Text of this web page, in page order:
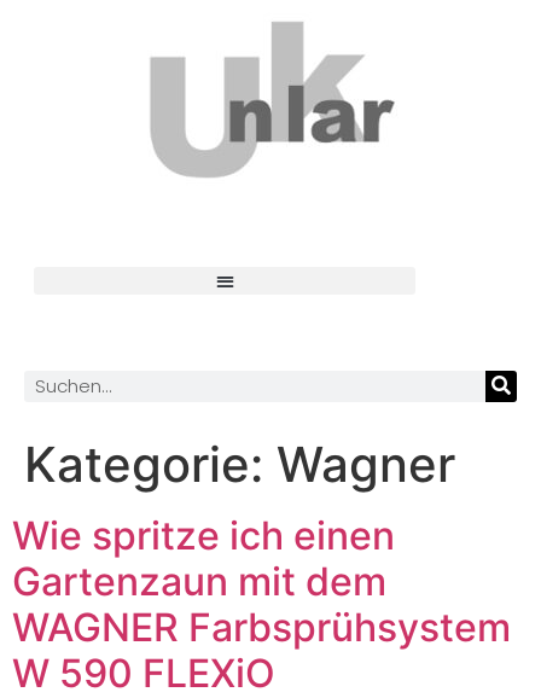
Kategorie: Wagner
Wie spritze ich einen
Gartenzaun mit dem
WAGNER Farbsprühsystem
W 590 FLEXiO